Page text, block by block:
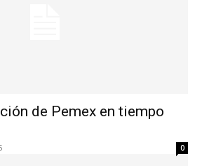
de Pemex en tiempo
0